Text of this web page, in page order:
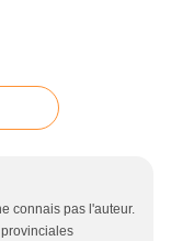
connais pas l'auteur.